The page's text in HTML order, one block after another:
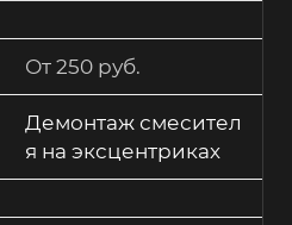
От 250 руб.
Демонтаж смесител
я на эксцентриках